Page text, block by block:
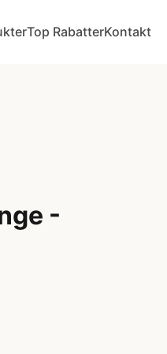
Top RabatterKontakt
-